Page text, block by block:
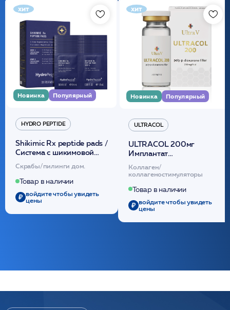
хит
Новинка Популярный
HYDRO PEPTIDE
Shikimic Rx peptide pads /
Cистема с шикимовой
кислотой обновляющая
(30шт) /HP
Скрабы/пилинги дом.
Товар в наличии
войдите чтобы увидеть
цены
хит
Новинка Популярный
ULTRACOL
ULTRACOL 200мг
Имплантат
внутридермальный,
стерильный на основе
полидиоксанона
/ULTRACOL
Коллаген/
коллагеностимуляторы
Товар в наличии
войдите чтобы увидеть
цены